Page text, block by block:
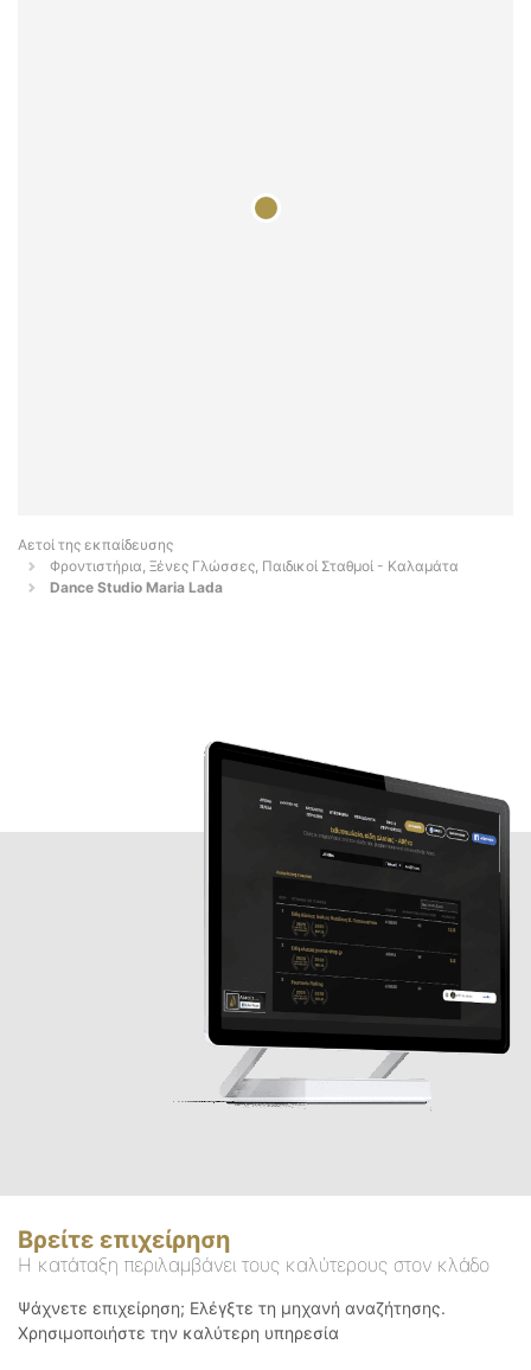
Αετοί της εκπαίδευσης
Φροντιστήρια, Ξένες Γλώσσες, Παιδικοί Σταθμοί - Καλαμάτα
Dance Studio Maria Lada
Βρείτε επιχείρηση
Η κατάταξη περιλαμβάνει τους καλύτερους στον κλάδο
Ψάχνετε επιχείρηση; Ελέγξτε τη μηχανή αναζήτησης.
Χρησιμοποιήστε την καλύτερη υπηρεσία